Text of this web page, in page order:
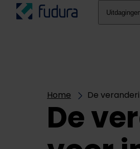
Overslaan naar inhoud
Home De
De